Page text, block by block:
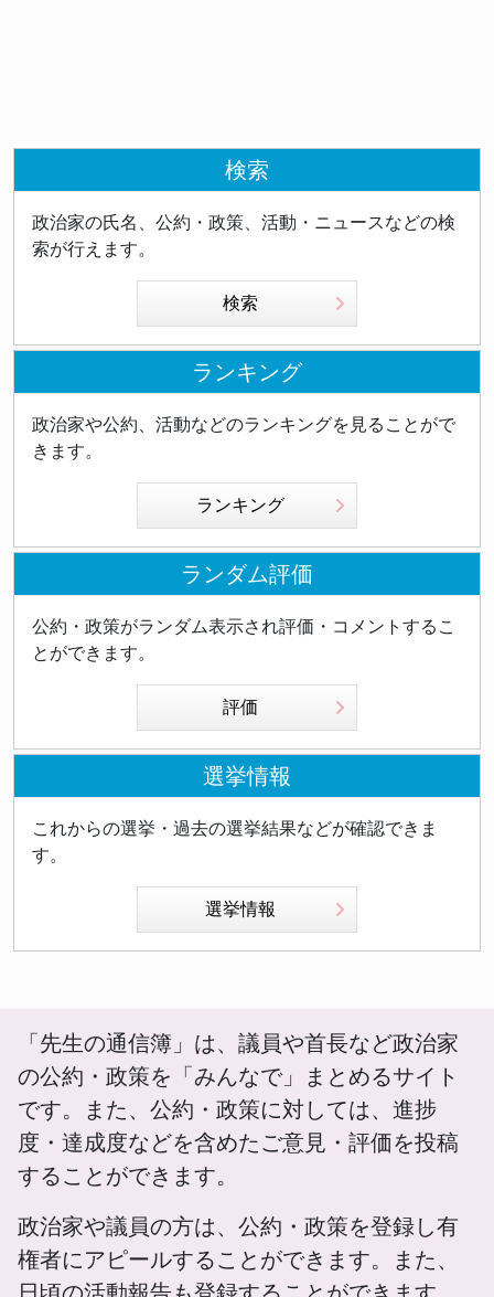
検索
政治家の氏名、公約・政策、活動・ニュースなどの検
索が行えます。
検索
ランキング
政治家や公約、活動などのランキングを見ることがで
きます。
ランキング
ランダム評価
公約・政策がランダム表示され評価・コメントするこ
とができます。
評価
選挙情報
これからの選挙・過去の選挙結果などが確認できま
す。
選挙情報
「先生の通信簿」は、議員や首長など政治家
の公約・政策を「みんなで」まとめるサイト
です。また、公約・政策に対しては、進捗
度・達成度などを含めたご意見・評価を投稿
することができます。
政治家や議員の方は、公約・政策を登録し有
権者にアピールすることができます。また、